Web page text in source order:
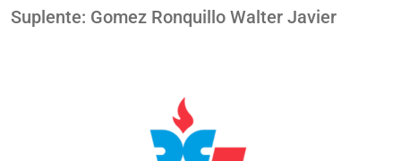
Suplente: Gomez Ronquillo Walter Javier